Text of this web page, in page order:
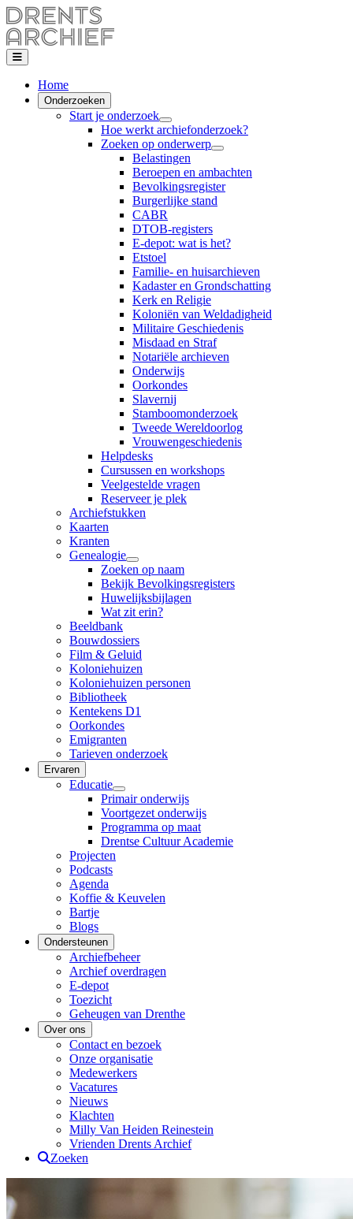
Home
Onderzoeken
Start je onderzoek
Hoe werkt archiefonderzoek?
Zoeken op onderwerp
Belastingen
Beroepen en ambachten
Bevolkingsregister
Burgerlijke stand
CABR
DTOB-registers
E-depot: wat is het?
Etstoel
Familie- en huisarchieven
Kadaster en Grondschatting
Kerk en Religie
Koloniën van Weldadigheid
Militaire Geschiedenis
Misdaad en Straf
Notariële archieven
Onderwijs
Oorkondes
Slavernij
Stamboomonderzoek
Tweede Wereldoorlog
Vrouwengeschiedenis
Helpdesks
Cursussen en workshops
Veelgestelde vragen
Reserveer je plek
Archiefstukken
Kaarten
Kranten
Genealogie
Zoeken op naam
Bekijk Bevolkingsregisters
Huwelijksbijlagen
Wat zit erin?
Beeldbank
Bouwdossiers
Film & Geluid
Koloniehuizen
Koloniehuizen personen
Bibliotheek
Kentekens D1
Oorkondes
Emigranten
Tarieven onderzoek
Ervaren
Educatie
Primair onderwijs
Voortgezet onderwijs
Programma op maat
Drentse Cultuur Academie
Projecten
Podcasts
Agenda
Koffie & Keuvelen
Bartje
Blogs
Ondersteunen
Archiefbeheer
Archief overdragen
E-depot
Toezicht
Geheugen van Drenthe
Over ons
Contact en bezoek
Onze organisatie
Medewerkers
Vacatures
Nieuws
Klachten
Milly Van Heiden Reinestein
Vrienden Drents Archief
Zoeken
Drents Archief